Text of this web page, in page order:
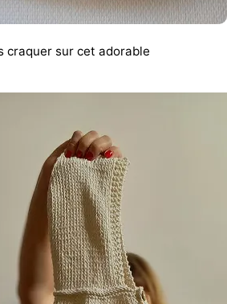
craquer sur cet adorable